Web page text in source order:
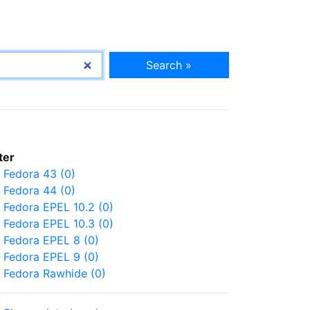
Search »
Fedora 43 (0)
Fedora 44 (0)
Fedora EPEL 10.2 (0)
Fedora EPEL 10.3 (0)
Fedora EPEL 8 (0)
Fedora EPEL 9 (0)
Fedora Rawhide (0)